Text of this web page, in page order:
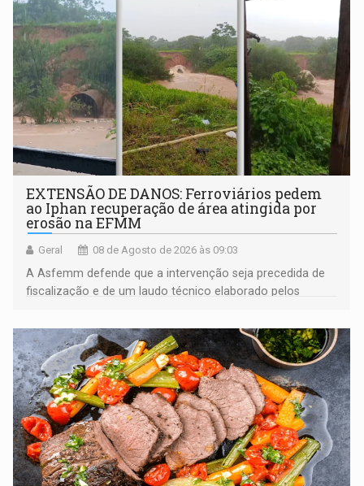
EXTENSÃO DE DANOS: Ferroviários pedem
ao Iphan recuperação de área atingida por
erosão na EFMM
Geral 08 de Agosto de 2026 às 09:03
A Asfemm defende que a intervenção seja precedida de
fiscalização e de um laudo técnico elaborado pelos